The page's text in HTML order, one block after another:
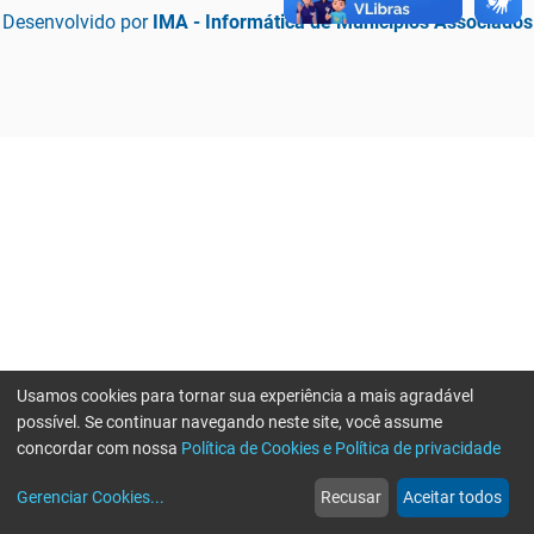
Desenvolvido por IMA - Informática de Municípios Associados
web
Notícias
more_horiz
Mais
Usamos cookies para tornar sua experiência a mais agradável
possível. Se continuar navegando neste site, você assume
concordar com nossa Política de Cookies e Política de privacidade
Gerenciar Cookies... Recusar Aceitar todos
Erro ao enviar informações, por favor tente novamente